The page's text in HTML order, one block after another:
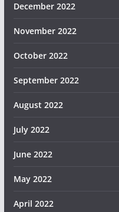
December 2022
November 2022
October 2022
September 2022
August 2022
July 2022
June 2022
May 2022
April 2022